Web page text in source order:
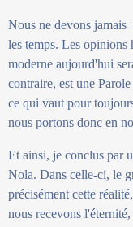
Nous ne devons
les temps. Les opinions
moderne aujourd'hui
contraire, est une
ce qui vaut pour
nous portons donc en
Et ainsi, je conclus par
Nola. Dans celle-ci, le
précisément cette
nous recevons